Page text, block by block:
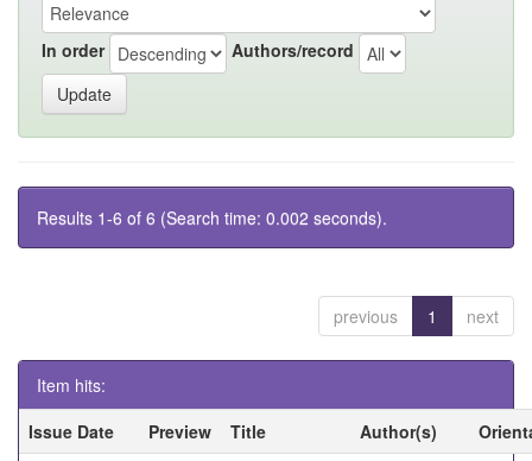
In order Authors/record
Results 1-6 of 6 (Search time: 0.002 seconds).
previous 1 next
Item hits:
Issue Date
Preview Title Author(s)